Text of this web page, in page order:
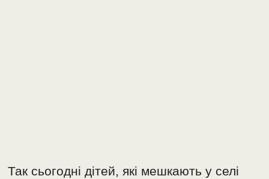
Так сьогодні дітей, які мешкають у селі